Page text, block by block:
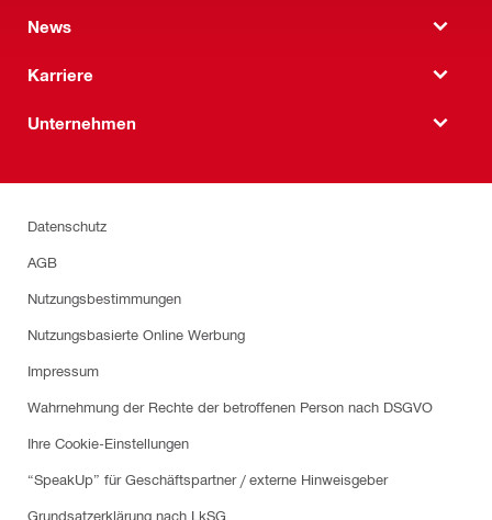
News
Karriere
Unternehmen
Datenschutz
AGB
Nutzungsbestimmungen
Nutzungsbasierte Online Werbung
Impressum
Wahrnehmung der Rechte der betroffenen Person nach DSGVO
Ihre Cookie-Einstellungen
“SpeakUp” für Geschäftspartner / externe Hinweisgeber
Grundsatzerklärung nach LkSG